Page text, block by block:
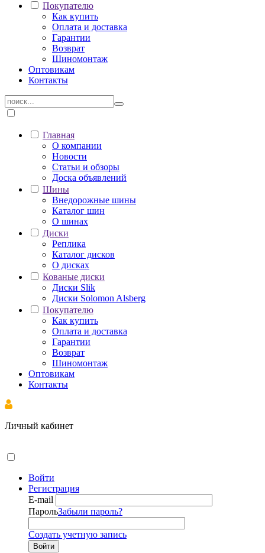
Покупателю
Как купить
Оплата и доставка
Гарантии
Возврат
Шиномонтаж
Оптовикам
Контакты
Главная
О компании
Новости
Статьи и обзоры
Доска объявлений
Шины
Внедорожные шины
Каталог шин
О шинах
Диски
Реплика
Каталог дисков
О дисках
Кованые диски
Диски Slik
Диски Solomon Alsberg
Покупателю
Как купить
Оплата и доставка
Гарантии
Возврат
Шиномонтаж
Оптовикам
Контакты
Личный кабинет
Войти
Регистрация
E-mail
ПарольЗабыли пароль?
Создать учетную запись
Войти